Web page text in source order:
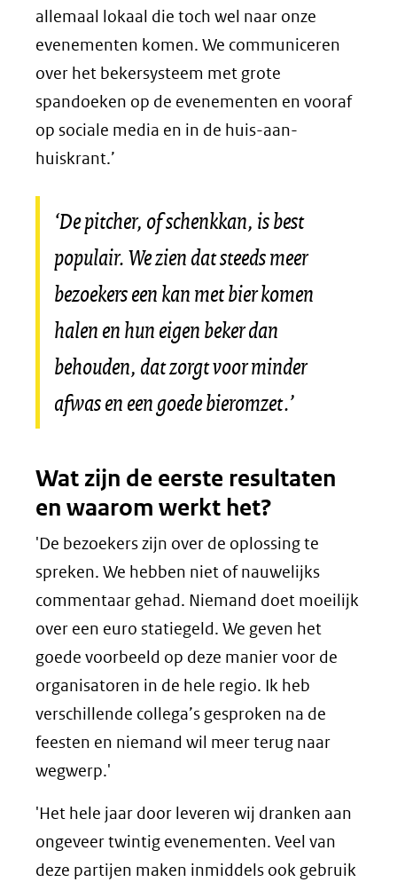
allemaal lokaal die toch wel naar onze
evenementen komen. We communiceren
over het bekersysteem met grote
spandoeken op de evenementen en vooraf
op sociale media en in de huis-aan-
huiskrant.’
‘De pitcher, of schenkkan, is best
populair. We zien dat steeds meer
bezoekers een kan met bier komen
halen en hun eigen beker dan
behouden, dat zorgt voor minder
afwas en een goede bieromzet.’
Wat zijn de eerste resultaten
en waarom werkt het?
'De bezoekers zijn over de oplossing te
spreken. We hebben niet of nauwelijks
commentaar gehad. Niemand doet moeilijk
over een euro statiegeld. We geven het
goede voorbeeld op deze manier voor de
organisatoren in de hele regio. Ik heb
verschillende collega’s gesproken na de
feesten en niemand wil meer terug naar
wegwerp.'
'Het hele jaar door leveren wij dranken aan
ongeveer twintig evenementen. Veel van
deze partijen maken inmiddels ook gebruik